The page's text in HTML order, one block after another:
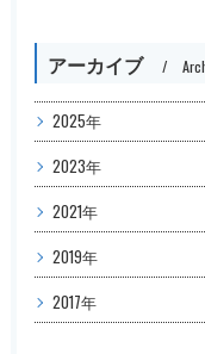
アーカイブ
2025年
2023年
2021年
2019年
2017年